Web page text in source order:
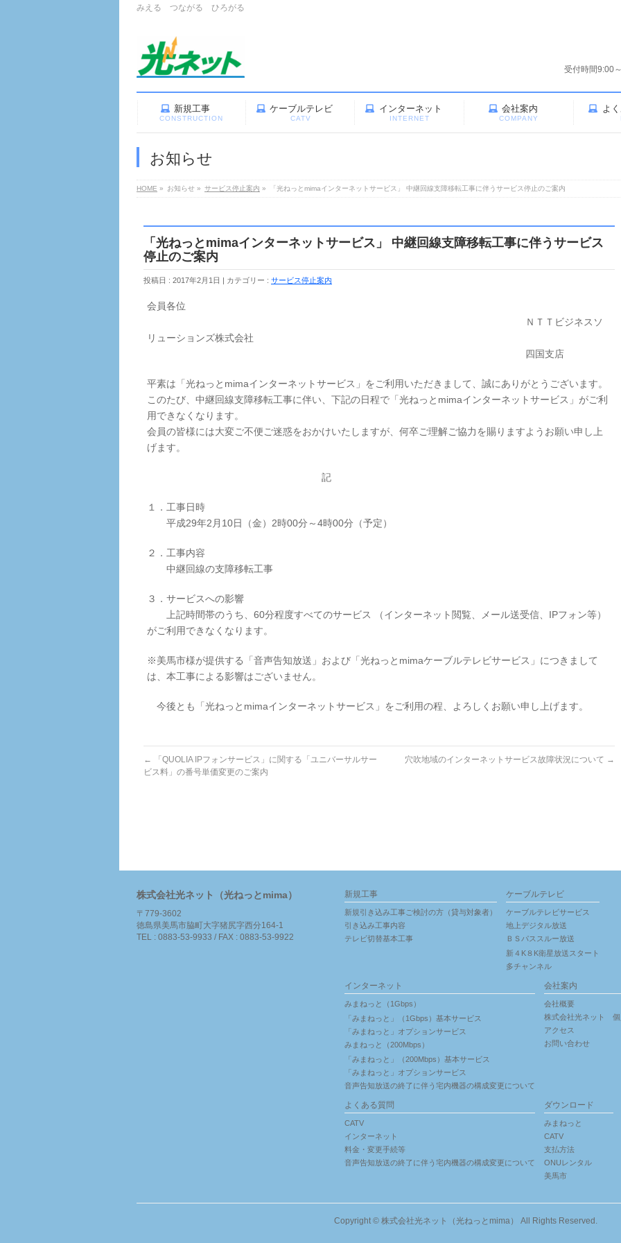
みえる つながる ひろがる
受付時間9:00
新規工事
CONSTRUCTION
ケーブルテレビ
CATV
インターネット
INTERNET
会社案内
COMPANY
よ
お知らせ
HOME » お知らせ » サービス停止案内 » 「光ねっとmimaインターネットサービス」 中継回線支障移転工事に伴うサービス停止のご案内
「光ねっとmimaインターネットサービス」 中継回線支障移転工事に伴うサービス
停止のご案内
投稿日 : 2017年2月1日 カテゴリー : サービス停止案内
会員各位
ＮＴＴビジネスソ
リューションズ株式会社
四国支店
平素は「光ねっとmimaインターネットサービス」をご利用いただきまして、誠にありがとうございます。
このたび、中継回線支障移転工事に伴い、下記の日程で「光ねっとmimaインターネットサービス」がご利
用できなくなります。
会員の皆様には大変ご不便ご迷惑をおかけいたしますが、何卒ご理解ご協力を賜りますようお願い申し上
げます。
記
１．工事日時
平成29年2月10日（金）2時00分～4時00分（予定）
２．工事内容
中継回線の支障移転工事
３．サービスへの影響
上記時間帯のうち、60分程度すべてのサービス （インターネット閲覧、メール送受信、IPフォン等）
がご利用できなくなります。
※美馬市様が提供する「音声告知放送」および「光ねっとmimaケーブルテレビサービス」につきまして
は、本工事による影響はございません。
今後とも「光ねっとmimaインターネットサービス」をご利用の程、よろしくお願い申し上げます。
←
「QUOLIA IPフォンサービス」に関する「ユニバーサルサー
ビス料」の番号単価変更のご案内
穴吹地域のインターネットサービス故障状況について →
株式会社光ネット（光ねっとmima）
〒779-3602
徳島県美馬市脇町大字猪尻字西分164-1
TEL : 0883-53-9933 / FAX : 0883-53-9922
新規工事
新規引き込み工事ご検討の方（貸与対象者）
引き込み工事内容
テレビ切替基本工事
ケーブルテレビ
ケーブルテレビサービス
地上デジタル放送
ＢＳパススルー放送
新４K８K衛星放送スタート
多チャンネル
インターネット
みまねっと（1Gbps）
「みまねっと」（1Gbps）基本サービス
「みまねっと」オプションサービス
みまねっと（200Mbps）
「みまねっと」（200Mbps）基本サービス
「みまねっと」オプションサービス
音声告知放送の終了に伴う宅内機器の構成変更について
会社案内
会社概要
株式会社光ネット 個
アクセス
お問い合わせ
よくある質問
CATV
インターネット
料金・変更手続等
音声告知放送の終了に伴う宅内機器の構成変更について
ダウンロード
みまねっと
CATV
支払方法
ONUレンタル
美馬市
Copyright © 株式会社光ネット（光ねっとmima） All Rights Reserved.